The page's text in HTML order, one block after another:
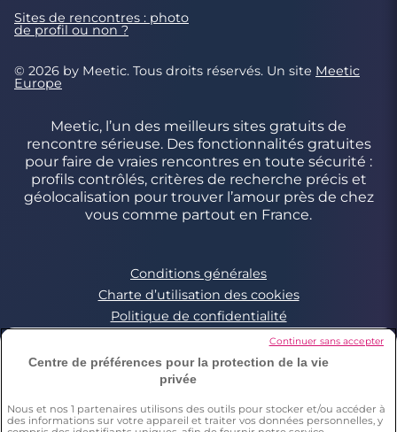
Sites de rencontres : photo
de profil ou non ?
© 2026 by Meetic. Tous droits réservés. Un site Meetic
Europe
Meetic, l’un des meilleurs sites gratuits de
rencontre sérieuse. Des fonctionnalités gratuites
pour faire de vraies rencontres en toute sécurité :
profils contrôlés, critères de recherche précis et
géolocalisation pour trouver l’amour près de chez
vous comme partout en France.
Conditions générales
Charte d’utilisation des cookies
Politique de confidentialité
Conditions Générales applicables aux Events
Signaler un contenu illégal
*Estimation du nombre de personnes ayant déjà fait une
rencontre sur Meetic en France, Italie et Espagne. Chiffre obtenu
Centre de préférences pour la protection de la vie
privée
Nous et nos 1 partenaires utilisons des outils pour stocker et/ou accéder à
des informations sur votre appareil et traiter vos données personnelles, y
Continuer sans accepter